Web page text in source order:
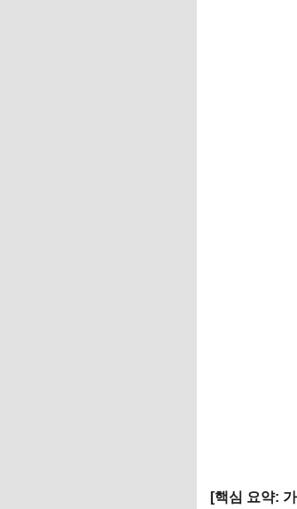
[핵심 요약: